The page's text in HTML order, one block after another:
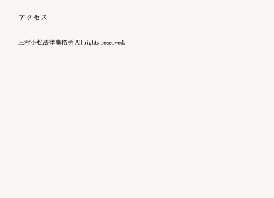
アクセス
三村小松法律事務所 All rights reserved.